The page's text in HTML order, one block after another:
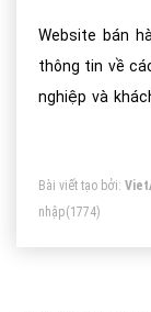
Website bán
thông tin về
nghiệp và
Bài viết tạo bởi:
nhập(1774)